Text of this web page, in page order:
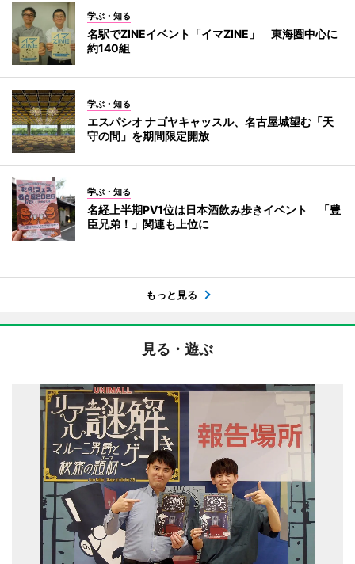
学ぶ・知る
名駅でZINEイベント「イマZINE」 東海圏中心に
約140組
学ぶ・知る
エスパシオ ナゴヤキャッスル、名古屋城望む「天
守の間」を期間限定開放
学ぶ・知る
名経上半期PV1位は日本酒飲み歩きイベント 「豊
臣兄弟！」関連も上位に
もっと見る
見る・遊ぶ